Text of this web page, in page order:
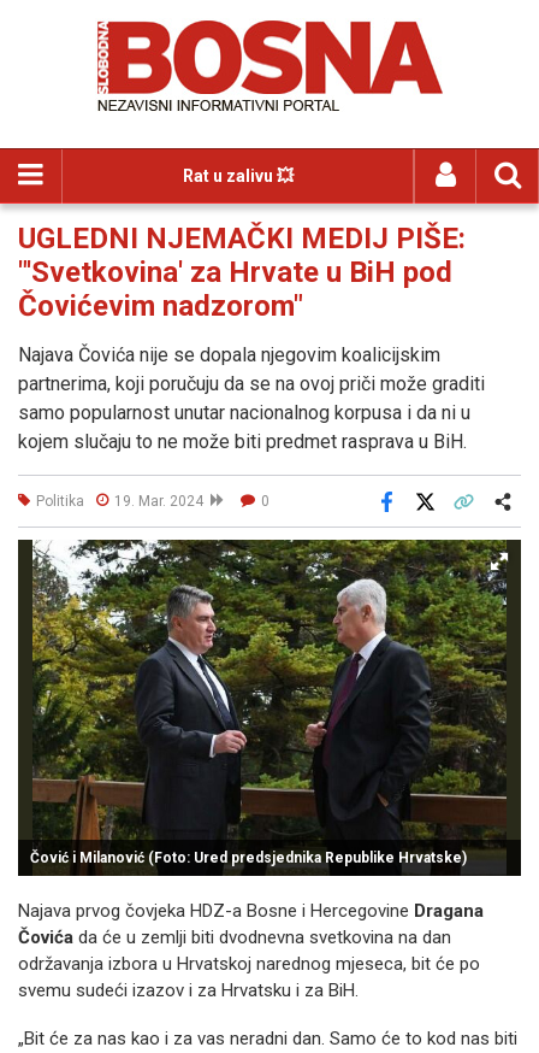
Rat u zalivu 💥
UGLEDNI NJEMAČKI MEDIJ PIŠE:
"'Svetkovina' za Hrvate u BiH pod
Čovićevim nadzorom"
Najava Čovića nije se dopala njegovim koalicijskim
partnerima, koji poručuju da se na ovoj priči može graditi
samo popularnost unutar nacionalnog korpusa i da ni u
kojem slučaju to ne može biti predmet rasprava u BiH.
Politika 19. Mar. 2024 0
Facebook
Čović i Milanović (Foto: Ured predsjednika Republike Hrvatske)
Najava prvog čovjeka HDZ-a Bosne i Hercegovine Dragana
Čovića da će u zemlji biti dvodnevna svetkovina na dan
održavanja izbora u Hrvatskoj narednog mjeseca, bit će po
svemu sudeći izazov i za Hrvatsku i za BiH.
„Bit će za nas kao i za vas neradni dan. Samo će to kod nas biti